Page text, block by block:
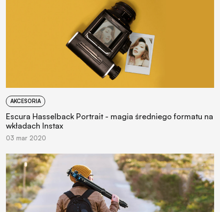
AKCESORIA
Escura Hasselback Portrait - magia średniego formatu na
wkładach Instax
03 mar 2020